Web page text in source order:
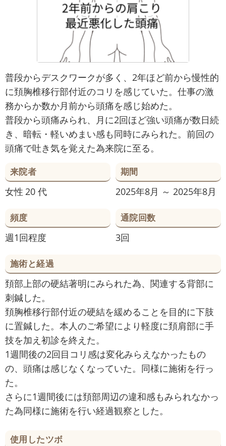
普段からデスクワークが多く、2年ほど前から慢性的
に頚胸椎移行部付近のコリを感じていた。仕事の激
務からか数か月前から頭痛を感じ始めた。
普段から頭痛みられ、月に2回ほど強い頭痛が数日続
き、暗転・軽いめまい感も同時にみられた。前回の
頭痛で吐き気を覚えた為来院に至る。
来院者
女性 20 代
期間
2025年8月 ～ 2025年8月
頻度
週1回程度
通院回数
3回
施術と経過
頚部上部の硬結著明にみられた為、関連する背部に
刺鍼した。
頚胸椎移行部付近の硬結を緩めることを目的に下肢
に置鍼した。本人のご希望により軽度に頚肩部に手
技を加え初診を終えた。
1週間後の2回目コリ感は変化みらえなかったもの
の、頭痛は感じなくなっていた。同様に施術を行っ
た。
さらに1週間後には頚部周辺の違和感もみられなかっ
た為同様に施術を行い経過観察とした。
使用したツボ